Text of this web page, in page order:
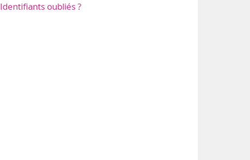
Identifiants oubliés ?